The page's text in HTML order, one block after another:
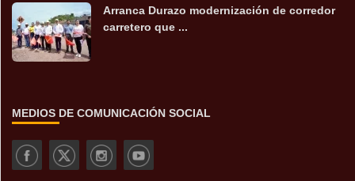
Arranca Durazo modernización de corredor
carretero que ...
MEDIOS DE COMUNICACIÓN SOCIAL